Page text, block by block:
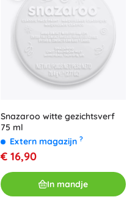
Snazaroo witte gezichtsverf
75 ml
Extern magazijn ?
€ 16,90
In mandje